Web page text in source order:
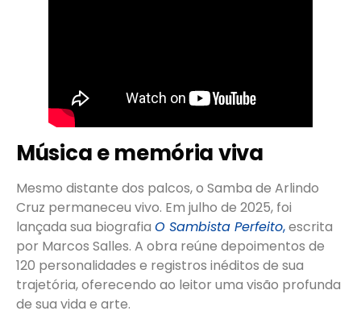
Música e memória viva
Mesmo distante dos palcos, o Samba de Arlindo
Cruz permaneceu vivo. Em julho de 2025, foi
lançada sua biografia O Sambista Perfeito,escrita
por Marcos Salles. A obra reúne depoimentos de
120 personalidades e registros inéditos de sua
trajetória, oferecendo ao leitor uma visão profunda
de sua vida e arte.